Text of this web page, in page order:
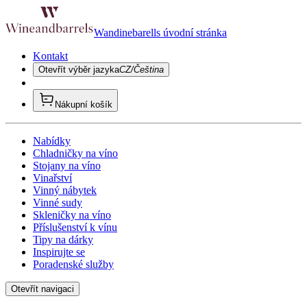
Wandinebarells úvodní stránka
Kontakt
Otevřít výběr jazykaCZ/Čeština
Nákupní košík
Nabídky
Chladničky na víno
Stojany na víno
Vinařství
Vinný nábytek
Vinné sudy
Skleničky na víno
Příslušenství k vínu
Tipy na dárky
Inspirujte se
Poradenské služby
Otevřít navigaci